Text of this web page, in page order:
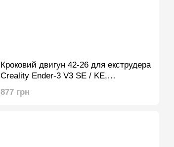
Кроковий двигун 42-26 для екструдера
Creality Ender-3 V3 SE / KE,
оригінальний
877 грн